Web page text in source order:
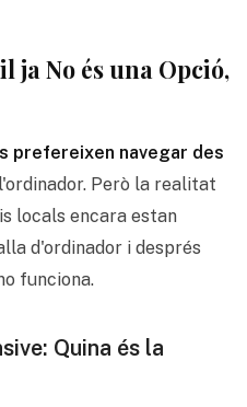
No és una Opció,
prefereixen navegar des
Però la realitat
locals encara estan
d'ordinador i després
funciona.
Quina és la